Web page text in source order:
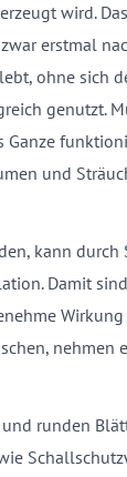
wird.
erstmal
ohne sich
genutzt.
Ganze
und
kann
Damit
nehmen
runden